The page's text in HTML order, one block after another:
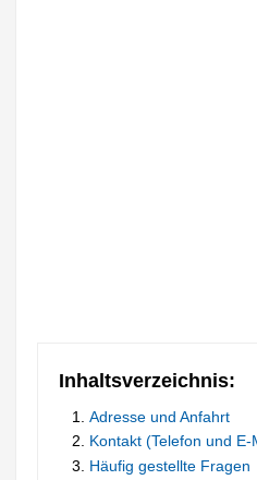
Inhaltsverzeichnis:
Adresse und Anfahrt
Kontakt (Telefon und E-
Häufig gestellte Fragen